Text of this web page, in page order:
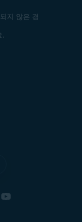
지 않은 경
.